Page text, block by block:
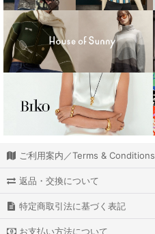
BLOSSOM H COMPANY
Bone from Rock
Celeste Burgoyne
CHIMI EYEWEAR
DAMSON MADDER
determ;
DHRUV KAPOOR
DIENEE
ご利用案内／Terms & Conditions
返品・交換について
特定商取引法に基づく表記
お支払い方法について